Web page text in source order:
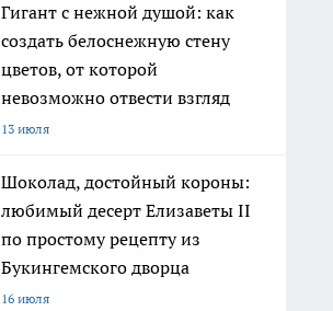
Гигант с нежной душой: как
создать белоснежную стену
цветов, от которой
невозможно отвести взгляд
13 июля
Шоколад, достойный короны:
любимый десерт Елизаветы II
по простому рецепту из
Букингемского дворца
16 июля